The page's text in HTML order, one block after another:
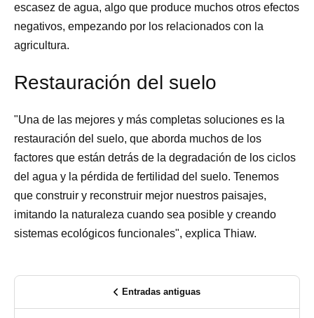
escasez de agua, algo que produce muchos otros efectos
negativos, empezando por los relacionados con la
agricultura.
Restauración del suelo
"Una de las mejores y más completas soluciones es la
restauración del suelo, que aborda muchos de los
factores que están detrás de la degradación de los ciclos
del agua y la pérdida de fertilidad del suelo. Tenemos
que construir y reconstruir mejor nuestros paisajes,
imitando la naturaleza cuando sea posible y creando
sistemas ecológicos funcionales", explica Thiaw.
Entradas antiguas